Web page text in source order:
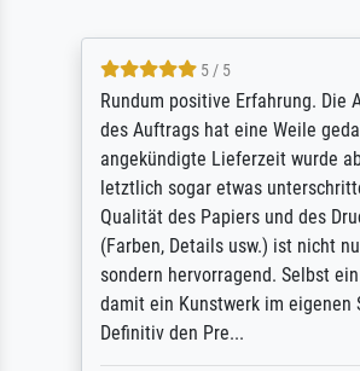
5 / 5
Rundum positive Erfahrung. Die
des Auftrags hat eine Weile
angekündigte Lieferzeit wurde
letztlich sogar etwas
Qualität des Papiers und des
(Farben, Details usw.) ist nicht
sondern hervorragend. Selbst
damit ein Kunstwerk im eigenen
Definitiv den Pre...